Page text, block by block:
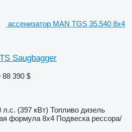
ассенизатор MAN TGS 35.540 8x4
Saugbagger
88 390 $
л.с. (397 кВт) Топливо дизель
формула 8x4 Подвеска рессора/